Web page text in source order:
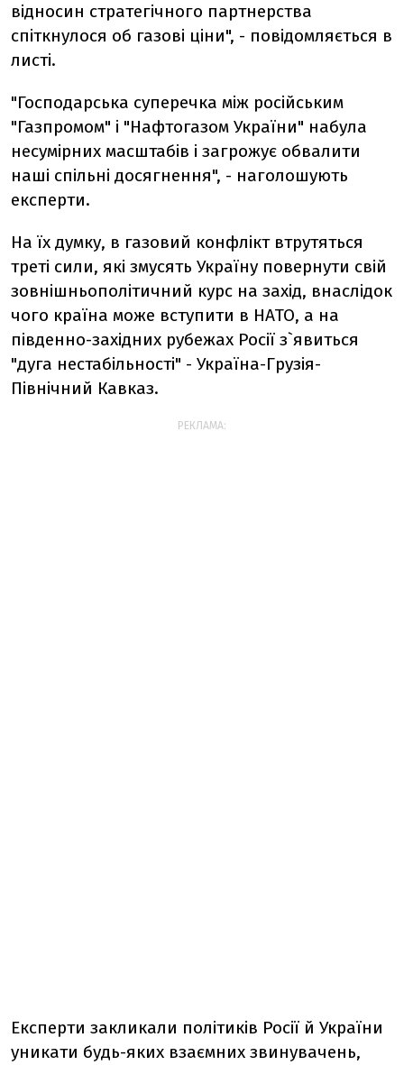
відносин стратегічного партнерства
спіткнулося об газові ціни", - повідомляється в
листі.
"Господарська суперечка між російським
"Газпромом" і "Нафтогазом України" набула
несумірних масштабів і загрожує обвалити
наші спільні досягнення", - наголошують
експерти.
На їх думку, в газовий конфлікт втрутяться
треті сили, які змусять Україну повернути свій
зовнішньополітичний курс на захід, внаслідок
чого країна може вступити в НАТО, а на
південно-західних рубежах Росії з`явиться
"дуга нестабільності" - Україна-Грузія-
Північний Кавказ.
РЕКЛАМА:
Експерти закликали політиків Росії й України
уникати будь-яких взаємних звинувачень,